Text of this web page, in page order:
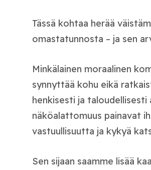
Tässä kohtaa herää
omastatunnosta – ja sen
Minkälainen moraalinen
synnyttää kohu eikä
henkisesti ja taloudellisesti
näköalattomuus painavat
vastuullisuutta ja kykyä
Sen sijaan saamme lisää